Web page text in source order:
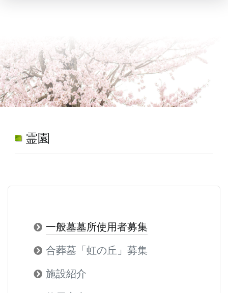
霊園
一般墓墓所使用者募集
合葬墓「虹の丘」募集
施設紹介